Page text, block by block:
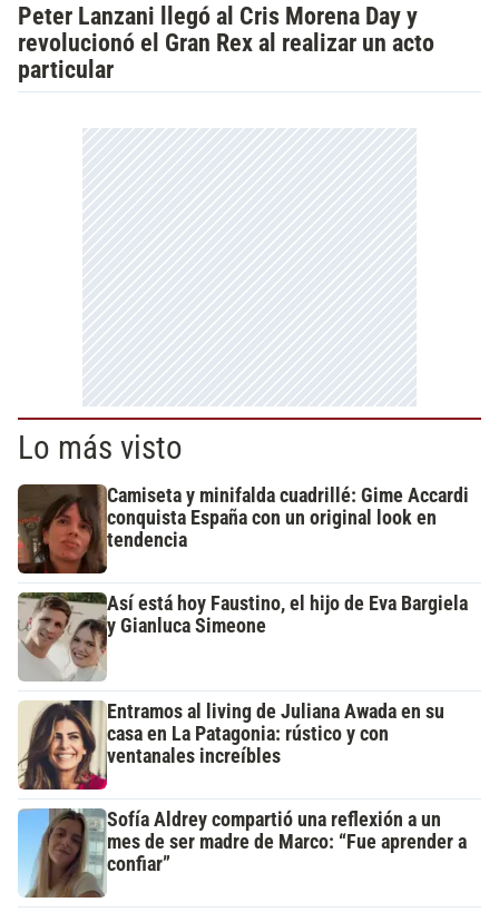
Peter Lanzani llegó al Cris Morena Day y
revolucionó el Gran Rex al realizar un acto
particular
Lo más visto
Camiseta y minifalda cuadrillé: Gime Accardi
conquista España con un original look en
tendencia
Así está hoy Faustino, el hijo de Eva Bargiela
y Gianluca Simeone
Entramos al living de Juliana Awada en su
casa en La Patagonia: rústico y con
ventanales increíbles
Sofía Aldrey compartió una reflexión a un
mes de ser madre de Marco: “Fue aprender a
confiar”